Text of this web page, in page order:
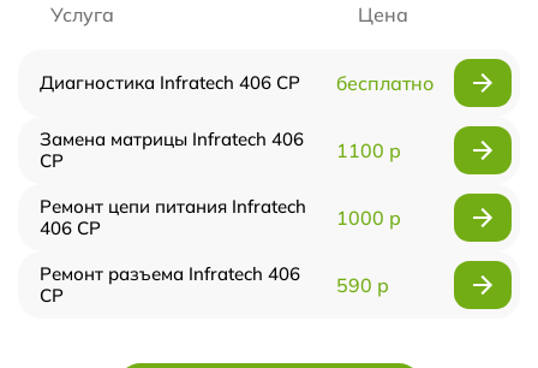
Услуга Цена
Диагностика Infratech 406 СР бесплатно
Замена матрицы Infratech 406
СР
1100 р
Ремонт цепи питания Infratech
406 СР
1000 р
Ремонт разъема Infratech 406
СР
590 р